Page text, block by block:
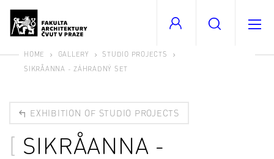
HOME GALLERY
STUDIO PROJECTS
SIKRÅANNA - ZÁHRADNÝ SET
EXHIBITION OF STUDIO PROJECTS
SIKRÅANNA -